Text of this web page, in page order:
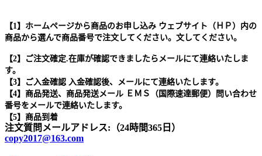
【1】ホームページから商品のお申し込み ウェブサイト（ＨＰ）内の
商品から選んで商品番号で注文してください。文してください。
【2】ご注文確定.在庫が確認できましたらメールにて連絡いたしま
す。
【3】ご入金確認 入金確認後、メールにて連絡いたします。
【4】商品発送、商品発送メール ＥＭＳ（国際速達郵便）問い合わせ
番号をメールで連絡いたします。
【5】商品到着
注文質問メールアドレス:（24時間365日）
copy2017@163.com